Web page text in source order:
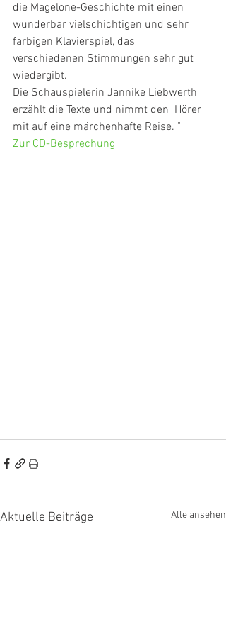
die Magelone-Geschichte mit einen
wunderbar vielschichtigen und sehr
farbigen Klavierspiel, das
verschiedenen Stimmungen sehr gut
wiedergibt.
Die Schauspielerin Jannike Liebwerth
erzählt die Texte und nimmt den  Hörer
mit auf eine märchenhafte Reise. "
Zur CD-Besprechung
Aktuelle Beiträge Alle ansehen